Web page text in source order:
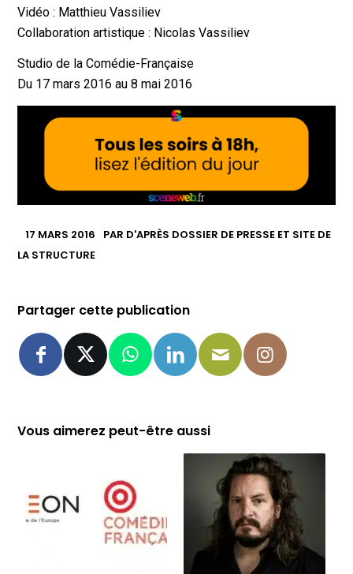
Vidéo : Matthieu Vassiliev
Collaboration artistique : Nicolas Vassiliev
Studio de la Comédie-Française
Du 17 mars 2016 au 8 mai 2016
17 MARS 2016 PAR D'APRÈS DOSSIER DE PRESSE ET SITE DE
LA STRUCTURE
Partager cette publication
Vous aimerez peut-être aussi